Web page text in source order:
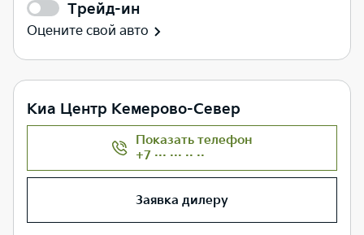
Трейд-ин
Оцените свой авто
Киа Центр Кемерово-Север
Показать телефон
+7 ··· ··· ·· ··
Заявка дилеру